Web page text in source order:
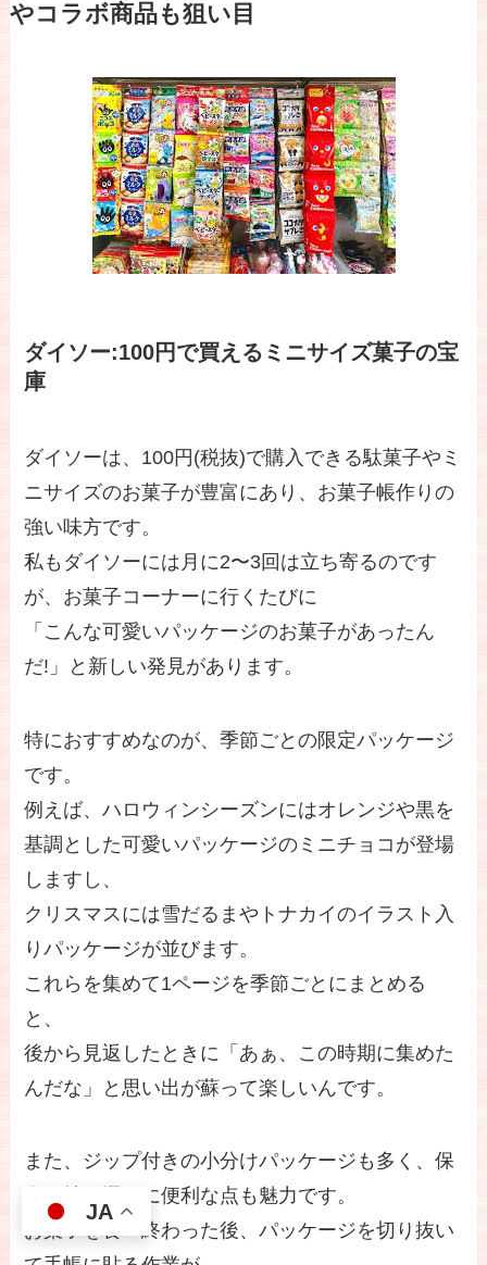
やコラボ商品も狙い目
ダイソー:100円で買えるミニサイズ菓子の宝
庫
ダイソーは、100円(税抜)で購入できる駄菓子やミ
ニサイズのお菓子が豊富にあり、お菓子帳作りの
強い味方です。
私もダイソーには月に2〜3回は立ち寄るのです
が、お菓子コーナーに行くたびに
「こんな可愛いパッケージのお菓子があったん
だ!」と新しい発見があります。
特におすすめなのが、季節ごとの限定パッケージ
です。
例えば、ハロウィンシーズンにはオレンジや黒を
基調とした可愛いパッケージのミニチョコが登場
しますし、
クリスマスには雪だるまやトナカイのイラスト入
りパッケージが並びます。
これらを集めて1ページを季節ごとにまとめる
と、
後から見返したときに「あぁ、この時期に集めた
んだな」と思い出が蘇って楽しいんです。
また、ジップ付きの小分けパッケージも多く、保
存や持ち運びに便利な点も魅力です。
お菓子を食べ終わった後、パッケージを切り抜い
JA